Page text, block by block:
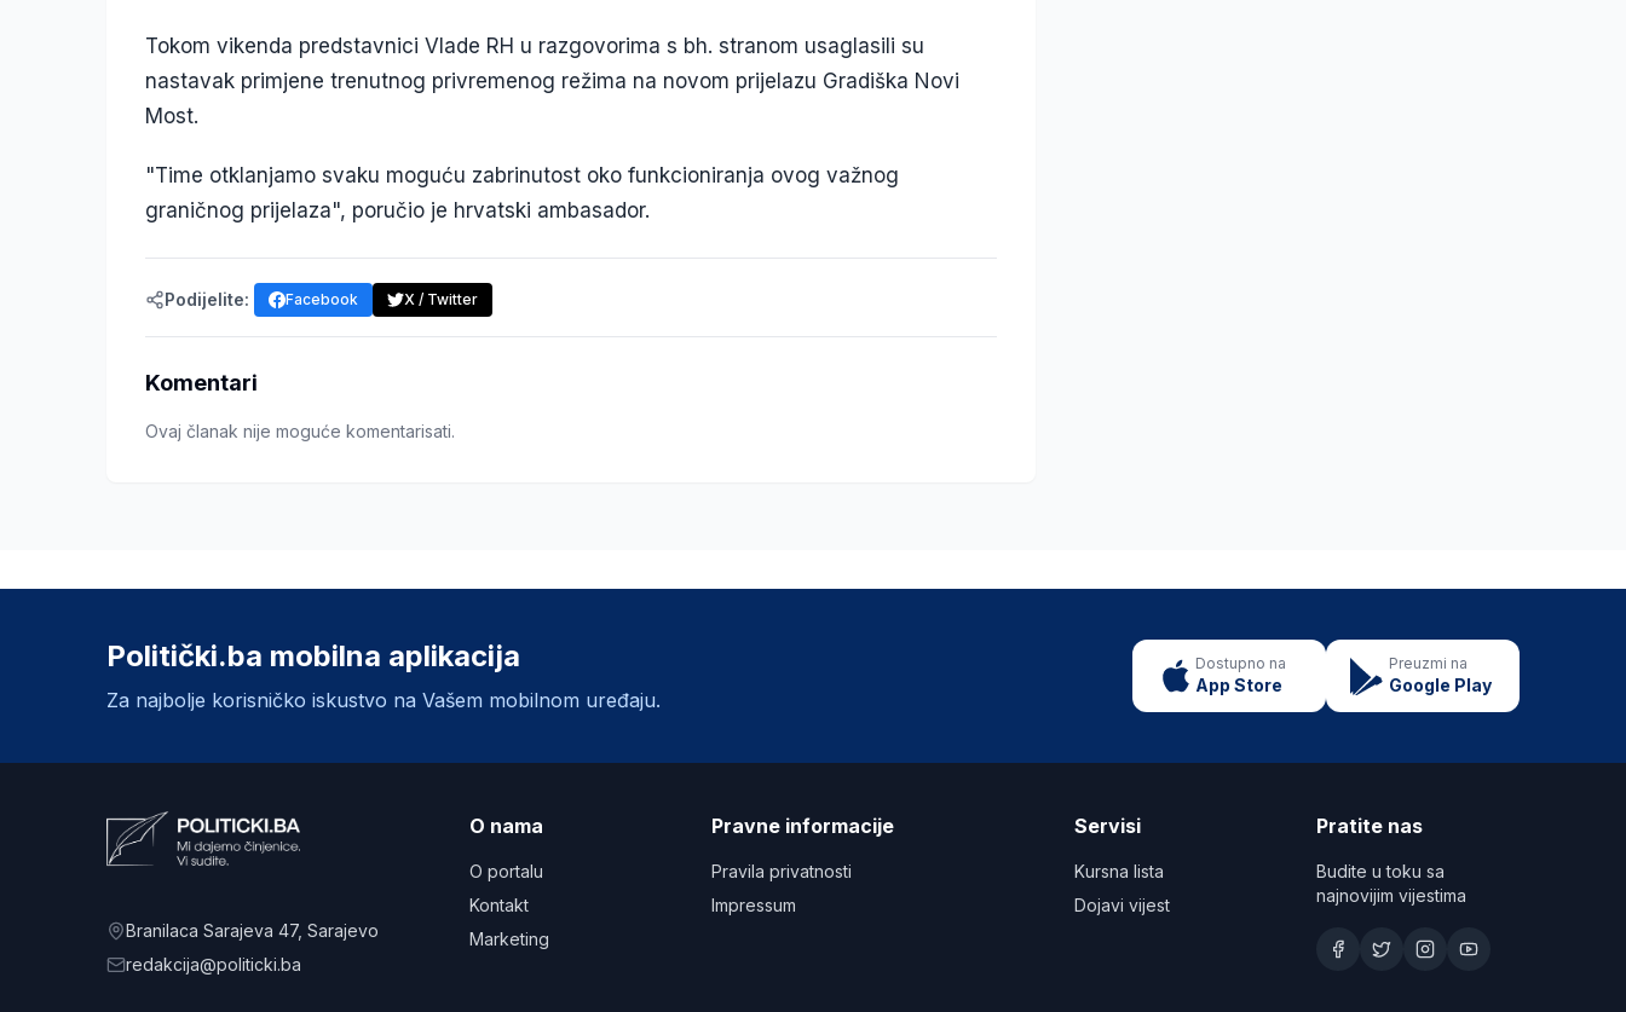
Tokom vikenda predstavnici Vlade RH u razgovorima s bh. stranom usaglasili su
nastavak primjene trenutnog privremenog režima na novom prijelazu Gradiška Novi
Most.
"Time otklanjamo svaku moguću zabrinutost oko funkcioniranja ovog važnog
graničnog prijelaza", poručio je hrvatski ambasador.
Podijelite: Facebook X / Twitter
Komentari
Ovaj članak nije moguće komentarisati.
Politički.ba mobilna aplikacija
Za najbolje korisničko iskustvo na Vašem mobilnom uređaju.
Dostupno na
App Store
Preuzmi na
Google Play
Branilaca Sarajeva 47, Sarajevo
redakcija@politicki.ba
O nama
O portalu
Kontakt
Marketing
Pravne informacije
Pravila privatnosti
Impressum
Servisi
Kursna lista
Dojavi vijest
Pratite nas
Budite u toku sa
najnovijim vijestima